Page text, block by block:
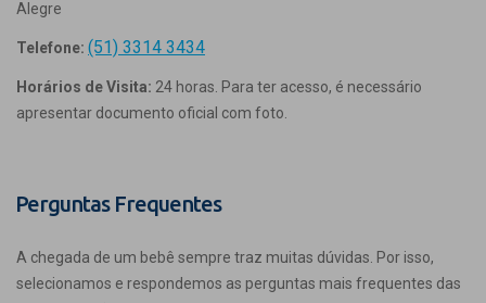
Alegre
Telefone: (51) 3314 3434
Horários de Visita: 24 horas. Para ter acesso, é necessário
apresentar documento oficial com foto.
Perguntas Frequentes
A chegada de um bebê sempre traz muitas dúvidas. Por isso,
selecionamos e respondemos as perguntas mais frequentes das